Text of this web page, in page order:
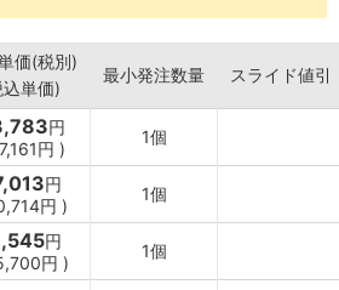
価(税別)
込単価)
最小発注数量 スライド値引
円
円 )
1個
円
円 )
1個
円
円 )
1個